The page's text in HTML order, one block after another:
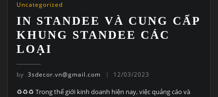
Uncategorized
IN STANDEE VÀ CUNG CẤP
KHUNG STANDEE CÁC
LOẠI
by 3sdecor.vn@gmail.com 12/03/2023
♻♻♻ Trong thế giới kinh doanh hiện nay, việc quảng cáo và